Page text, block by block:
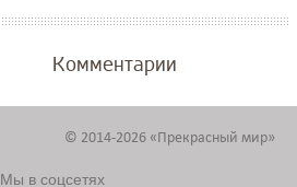
Комментарии
© 2014-2026 «Прекрасный мир»
Мы в соцсетях